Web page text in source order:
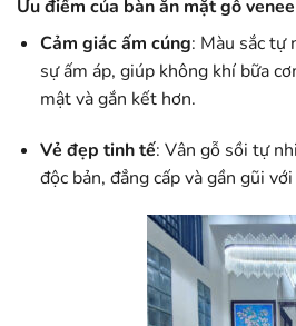
Ưu điểm của bàn ăn mặt gỗ
Cảm giác ấm cúng: Màu sắc tự
sự ấm áp, giúp không khí bữa
mật và gắn kết hơn.
Vẻ đẹp tinh tế: Vân gỗ sồi tự
độc bản, đẳng cấp và gần gũi